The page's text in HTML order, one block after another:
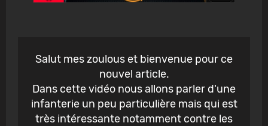
Salut mes zoulous et bienvenue pour ce
nouvel article.
Dans cette vidéo nous allons parler d'une
infanterie un peu particulière mais qui est
très intéressante notamment contre les